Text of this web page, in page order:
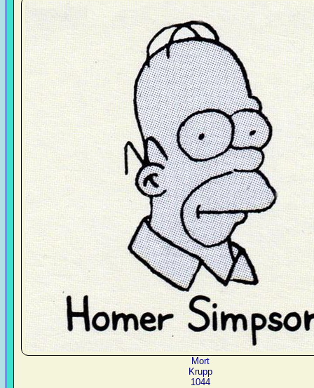
Mort
Krupp
1044